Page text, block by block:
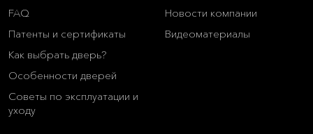
FAQ
Патенты и сертификаты
Как выбрать дверь?
Особенности дверей
Советы по эксплуатации и
уходу
Новости компании
Видеоматериалы